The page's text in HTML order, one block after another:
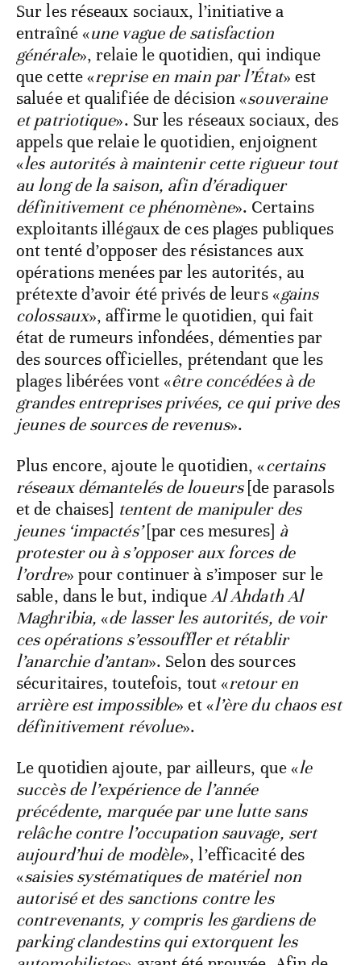
Sur les réseaux sociaux, l’initiative a
entraîné «une vague de satisfaction
générale», relaie le quotidien, qui indique
que cette «reprise en main par l’État» est
saluée et qualifiée de décision «souveraine
et patriotique». Sur les réseaux sociaux, des
appels que relaie le quotidien, enjoignent
«les autorités à maintenir cette rigueur tout
au long de la saison, afin d’éradiquer
définitivement ce phénomène». Certains
exploitants illégaux de ces plages publiques
ont tenté d’opposer des résistances aux
opérations menées par les autorités, au
prétexte d’avoir été privés de leurs «gains
colossaux», affirme le quotidien, qui fait
état de rumeurs infondées, démenties par
des sources officielles, prétendant que les
plages libérées vont «être concédées à de
grandes entreprises privées, ce qui prive des
jeunes de sources de revenus».
Plus encore, ajoute le quotidien, «certains
réseaux démantelés de loueurs [de parasols
et de chaises] tentent de manipuler des
jeunes ‘impactés’[par ces mesures] à
protester ou à s’opposer aux forces de
l’ordre» pour continuer à s’imposer sur le
sable, dans le but, indiqueAl Ahdath Al
Maghribia, «de lasser les autorités, de voir
ces opérations s’essouffler et rétablir
l’anarchie d’antan». Selon des sources
sécuritaires, toutefois, tout «retour en
arrière est impossible» et «l’ère du chaos est
définitivement révolue».
Le quotidien ajoute, par ailleurs, que «le
succès de l’expérience de l’année
précédente, marquée par une lutte sans
relâche contre l’occupation sauvage, sert
aujourd’hui de modèle», l’efficacité des
«saisies systématiques de matériel non
autorisé et des sanctions contre les
contrevenants, y compris les gardiens de
parking clandestins qui extorquent les